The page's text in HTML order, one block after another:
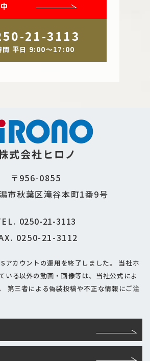
21-3113
間 平日 9:00～17:00
式会社ヒロノ
〒956-0855
市秋葉区滝谷本町1番9号
0250-21-3113
0250-21-3112
カウントの運用を終了しました。
当社ホ
いる以外の動画・画像等は、当社公式によ
第三者による偽装投稿や不正な情報にご注